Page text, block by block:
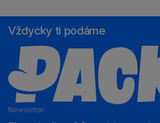
Vždycky ti podáme
Newsletter